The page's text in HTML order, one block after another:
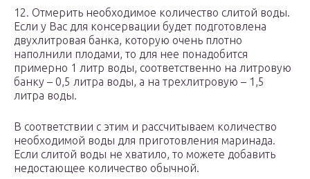
12. Отмерить необходимое количество слитой воды.
Если у Вас для консервации будет подготовлена
двухлитровая банка, которую очень плотно
наполнили плодами, то для нее понадобится
примерно 1 литр воды, соответственно на литровую
банку – 0,5 литра воды, а на трехлитровую – 1,5
литра воды.
В соответствии с этим и рассчитываем количество
необходимой воды для приготовления маринада.
Если слитой воды не хватило, то можете добавить
недостающее количество обычной.